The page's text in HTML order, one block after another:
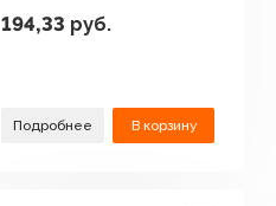
194,33 руб.
Подробнее В корзину